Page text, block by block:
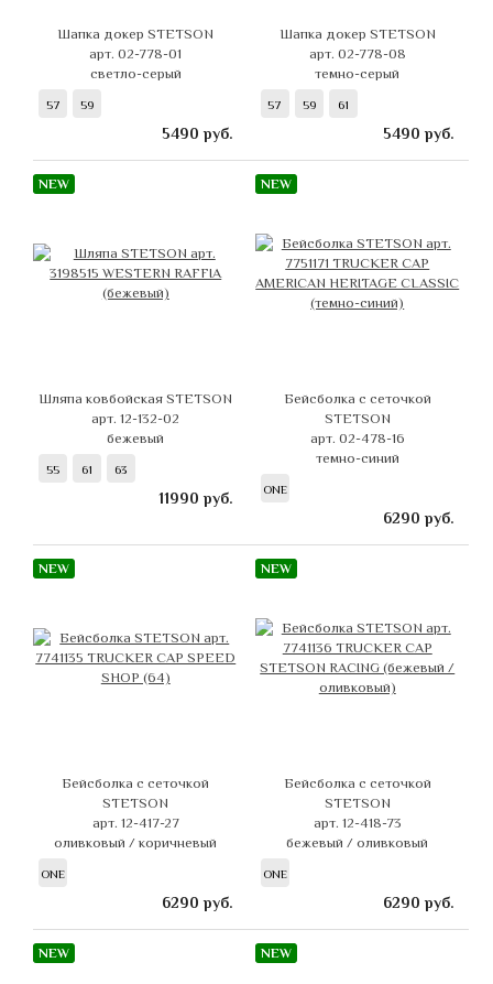
Шапка докер STETSON
арт. 02-778-01
светло-серый
57 59
5490 руб.
Шапка докер STETSON
арт. 02-778-08
темно-серый
57 59 61
5490 руб.
NEW
Шляпа ковбойская STETSON
арт. 12-132-02
бежевый
55 61 63
11990 руб.
NEW
Бейсболка с сеточкой
STETSON
арт. 02-478-16
темно-синий
ONE
6290 руб.
NEW
Бейсболка с сеточкой
STETSON
арт. 12-417-27
оливковый / коричневый
ONE
6290 руб.
NEW
Бейсболка с сеточкой
STETSON
арт. 12-418-73
бежевый / оливковый
ONE
6290 руб.
NEW NEW